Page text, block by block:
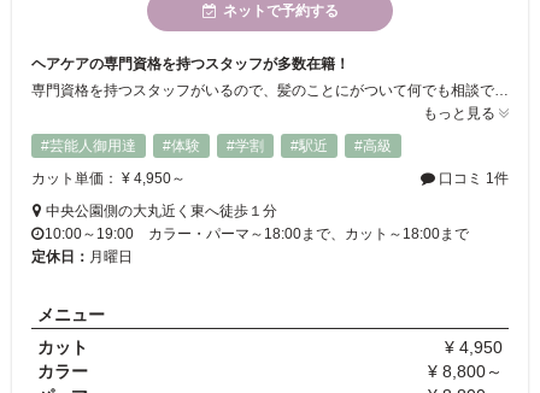
ネットで予約する
ヘアケアの専門資格を持つスタッフが多数在籍！
もっと見る
#芸能人御用達
#体験 #学割 #駅近
#高級
カット単価： ¥ 4,950～
口コミ 1件
中央公園側の大丸近く東へ徒歩１分
10:00～19:00 カラー・パーマ～18:00まで、カット～18:00まで
定休日： 月曜日
メニュー
カット
¥ 4,950
カラー
¥ 8,800～